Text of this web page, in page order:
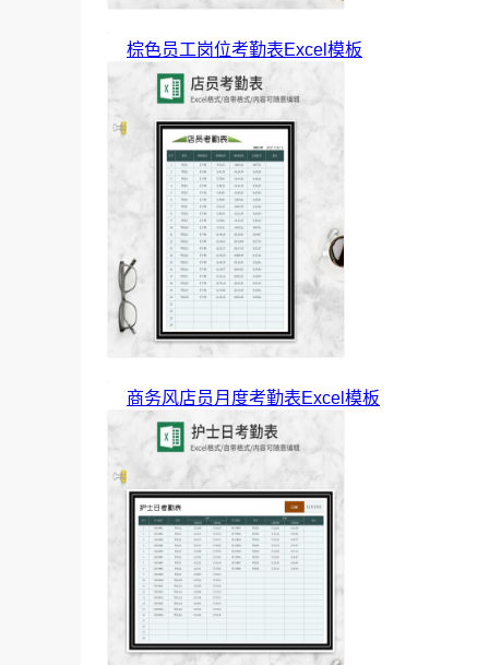
棕色员工岗位考勤表Excel模板
商务风店员月度考勤表Excel模板